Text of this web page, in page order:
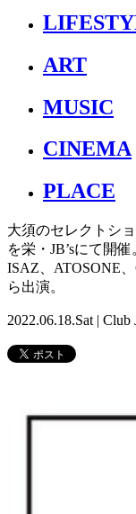
ART
MUSIC
CINEMA
PLACE
大須のセレクトシ
を栄・JB’sにて開催
ISAZ、ATOSONE
ら出演。
2022.06.18.Sat |